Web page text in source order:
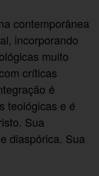
contemporânea
incorporando
muito
críticas
é
teológicas e é
Sua
diaspórica. Sua